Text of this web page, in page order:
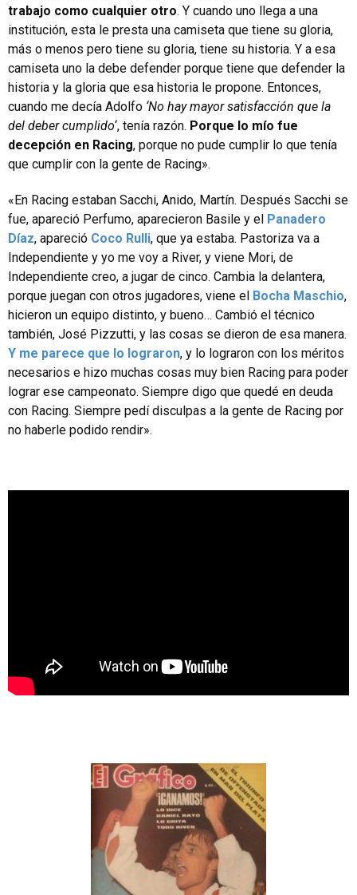
trabajo como cualquier otro. Y cuando uno llega a una
institución, esta le presta una camiseta que tiene su gloria,
más o menos pero tiene su gloria, tiene su historia. Y a esa
camiseta uno la debe defender porque tiene que defender la
historia y la gloria que esa historia le propone. Entonces,
cuando me decía Adolfo ‘No hay mayor satisfacción que la
del deber cumplido‘, tenía razón. Porque lo mío fue
decepción en Racing, porque no pude cumplir lo que tenía
que cumplir con la gente de Racing».
«En Racing estaban Sacchi, Anido, Martín. Después Sacchi se
fue, apareció Perfumo, aparecieron Basile y el Panadero
Díaz, apareció Coco Rulli, que ya estaba. Pastoriza va a
Independiente y yo me voy a River, y viene Mori, de
Independiente creo, a jugar de cinco. Cambia la delantera,
porque juegan con otros jugadores, viene el Bocha Maschio,
hicieron un equipo distinto, y bueno… Cambió el técnico
también, José Pizzutti, y las cosas se dieron de esa manera.
Y me parece que lo lograron, y lo lograron con los méritos
necesarios e hizo muchas cosas muy bien Racing para poder
lograr ese campeonato. Siempre digo que quedé en deuda
con Racing. Siempre pedí disculpas a la gente de Racing por
no haberle podido rendir».